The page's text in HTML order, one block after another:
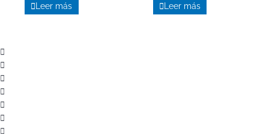
Leer más
Leer más